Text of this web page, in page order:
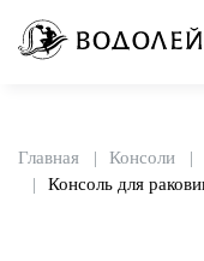
Главная Консоли
Консоль для